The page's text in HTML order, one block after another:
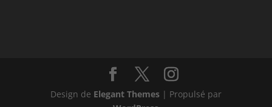
Design de Elegant Themes| Propulsé par